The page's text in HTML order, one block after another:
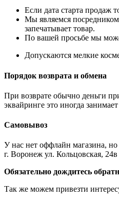
Если дата старта продаж
Мы являемся
запечатывает товар.
По вашей просьбе мы
Допускаются мелкие
Порядок возврата и обмена
При возврате обычно деньги
эквайринге это иногда
Самовывоз
У нас нет оффлайн магазина, но
г. Воронеж ул. Кольцовская,
Обязательно дождитесь
Так же можем привезти